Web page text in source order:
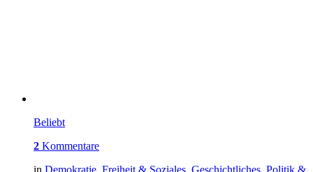
Beliebt
2 Kommentare
in Demokratie, Freiheit & Soziales, Geschichtliches, Politik &